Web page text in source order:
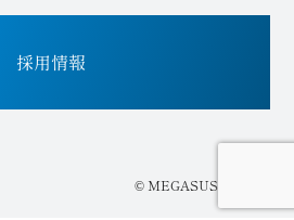
採用情報
© MEGASUS Co.,Ltd.